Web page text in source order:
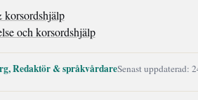
och korsordshjälp
Redaktör & språkvårdareSenast uppdaterad: